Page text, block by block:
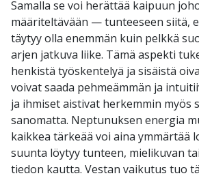
Samalla se voi herättää kaipuun
määriteltävään — tunteeseen siitä,
täytyy olla enemmän kuin pelkkä
arjen jatkuva liike. Tämä aspekti
henkistä työskentelyä ja sisäistä
voivat saada pehmeämmän ja
ja ihmiset aistivat herkemmin myös
sanomatta. Neptunuksen energia
kaikkea tärkeää voi aina ymmärtää
suunta löytyy tunteen, mielikuvan
tiedon kautta. Vestan vaikutus tuo